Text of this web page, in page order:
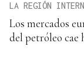
LA REGIÓN
Los mercados
del petróleo cae